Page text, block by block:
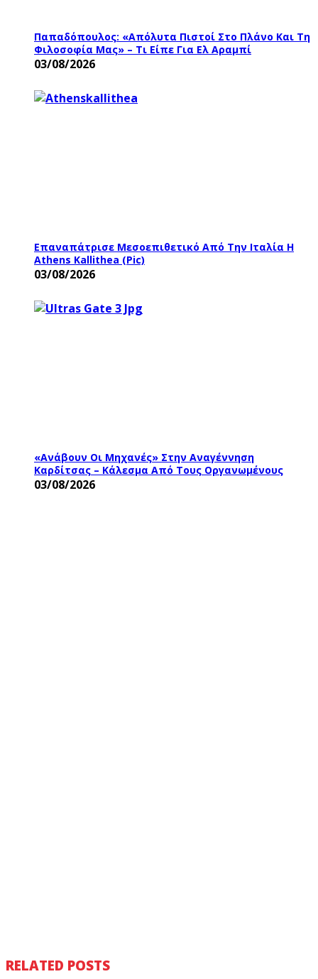
Παπαδόπουλος: «Aπόλυτα Πιστοί Στο Πλάνο Και Τη
Φιλοσοφία Μας» – Τι Είπε Για Ελ Αραμπί
03/08/2026
Επαναπάτρισε Μεσοεπιθετικό Από Την Ιταλία Η
Athens Kallithea (pic)
03/08/2026
«Ανάβουν Οι Μηχανές» Στην Αναγέννηση
Καρδίτσας – Κάλεσμα Από Τους Οργανωμένους
03/08/2026
RELATED POSTS